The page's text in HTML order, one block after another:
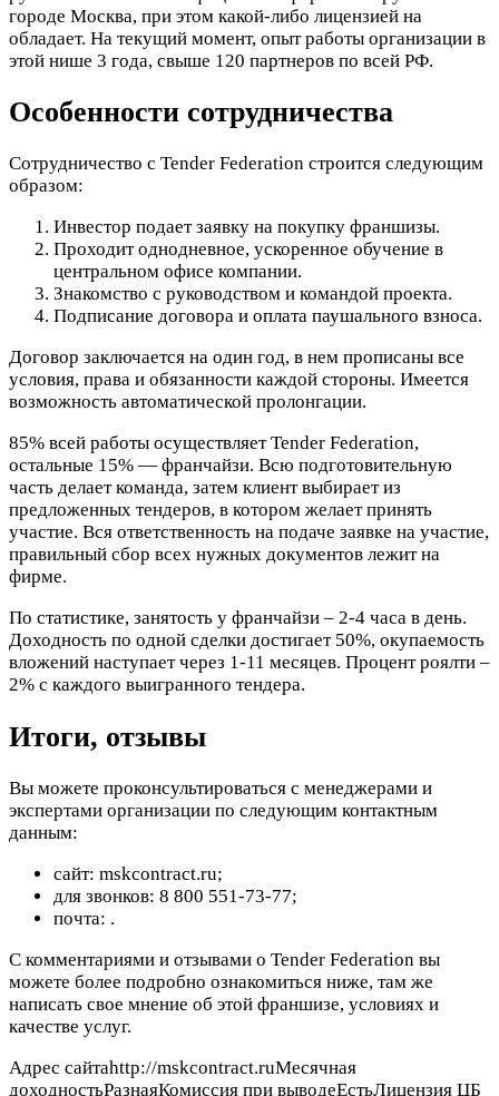
городе Москва, при этом какой-либо лицензией на
обладает. На текущий момент, опыт работы организации в
этой нише 3 года, свыше 120 партнеров по всей РФ.
Особенности сотрудничества
Сотрудничество с Tender Federation строится следующим
образом:
Инвестор подает заявку на покупку франшизы.
Проходит однодневное, ускоренное обучение в
центральном офисе компании.
Знакомство с руководством и командой проекта.
Подписание договора и оплата паушального взноса.
Договор заключается на один год, в нем прописаны все
условия, права и обязанности каждой стороны. Имеется
возможность автоматической пролонгации.
85% всей работы осуществляет Tender Federation,
остальные 15% — франчайзи. Всю подготовительную
часть делает команда, затем клиент выбирает из
предложенных тендеров, в котором желает принять
участие. Вся ответственность на подаче заявке на участие,
правильный сбор всех нужных документов лежит на
фирме.
По статистике, занятость у франчайзи – 2-4 часа в день.
Доходность по одной сделки достигает 50%, окупаемость
вложений наступает через 1-11 месяцев. Процент роялти –
2% с каждого выигранного тендера.
Итоги, отзывы
Вы можете проконсультироваться с менеджерами и
экспертами организации по следующим контактным
данным:
сайт: mskcontract.ru;
для звонков: 8 800 551-73-77;
почта: .
С комментариями и отзывами о Tender Federation вы
можете более подробно ознакомиться ниже, там же
написать свое мнение об этой франшизе, условиях и
качестве услуг.
Адрес сайтаhttp://mskcontract.ruМесячная
доходностьРазнаяКомиссия при выводеЕстьЛицензия ЦБ